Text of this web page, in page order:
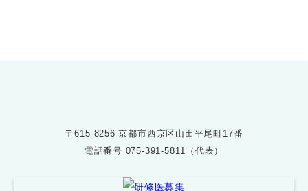
〒615-8256 京都市西京区山田平尾町17番
電話番号 075-391-5811（代表）